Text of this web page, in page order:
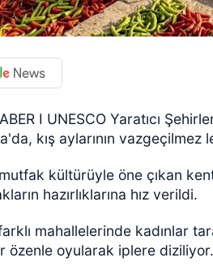
I UNESCO Yaratıcı
kış aylarının
kültürüyle öne çıkan
hazırlıklarına hız verildi.
mahallelerinde kadınlar
özenle oyularak iplere diziliyor.